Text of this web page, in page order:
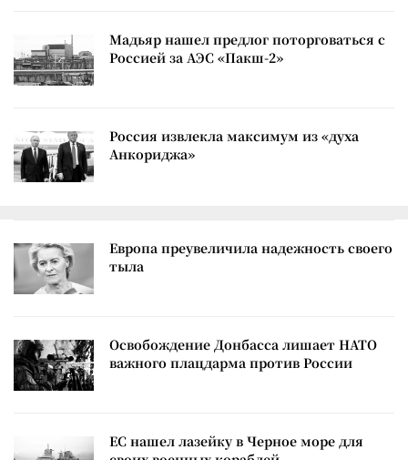
Мадьяр нашел предлог поторговаться с
Россией за АЭС «Пакш-2»
Россия извлекла максимум из «духа
Анкориджа»
Европа преувеличила надежность своего
тыла
Освобождение Донбасса лишает НАТО
важного плацдарма против России
ЕС нашел лазейку в Черное море для